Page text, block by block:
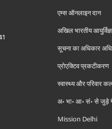
एम्स ऑनलाइन दान
अखिल भारतीय
सूचना का अधिकार
प्रोएक्टिव प्रकटीकरण
स्वास्थ्य और परिवार
अ॰ भा॰ आ॰ सं॰ से जुड़े
Mission Delhi